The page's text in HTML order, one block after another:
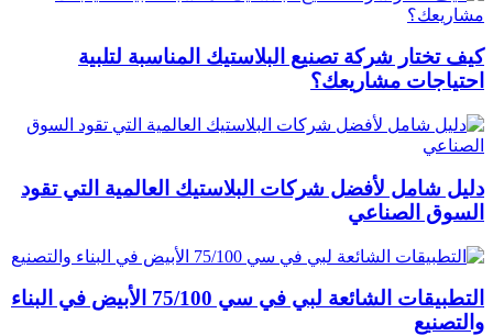
كيف تختار شركة تصنيع البلاستيك المناسبة لتلبية
احتياجات مشاريعك؟
دليل شامل لأفضل شركات البلاستيك العالمية التي تقود
السوق الصناعي
التطبيقات الشائعة لبي في سي 75/100 الأبيض في البناء
والتصنيع